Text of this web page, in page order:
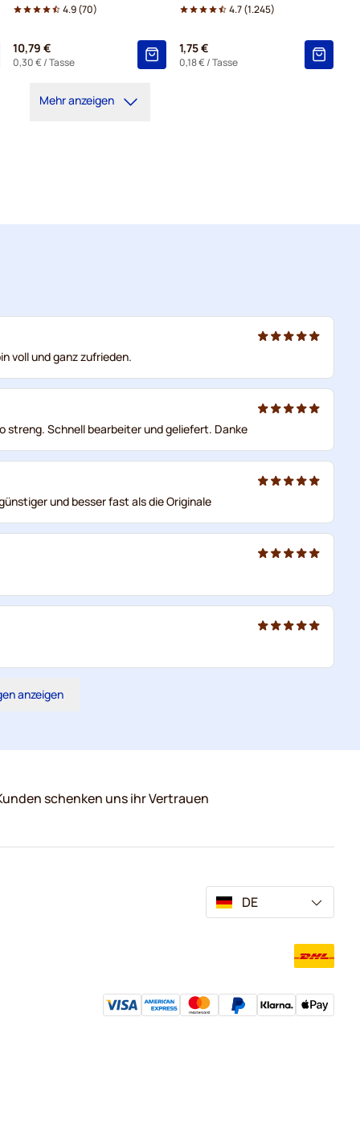
4.9(70)
10,79 €
0,30 €/ Tasse
4.7(1.245)
1,75 €
0,18 €/ Tasse
Mehr anzeigen
voll und ganz zufrieden.
streng. Schnell bearbeiter und geliefert. Danke
und besser fast als die Originale
anzeigen
schenken uns ihr Vertrauen
DE